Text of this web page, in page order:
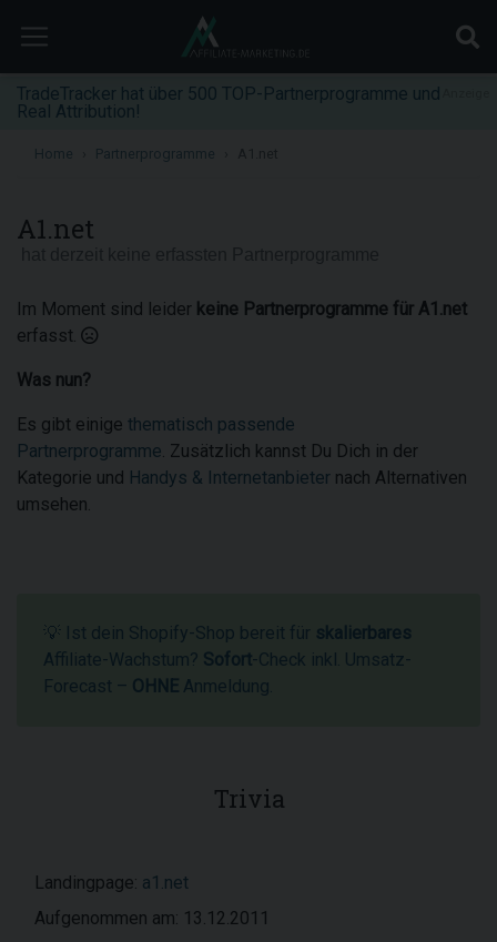
TradeTracker hat über 500 TOP-Partnerprogramme und
Real Attribution!
Home Partnerprogramme
A1.net
Im Moment sind leider keine Partnerprogramme für A1.net
erfasst.
Was nun?
Es gibt einige thematisch passende
Partnerprogramme. Zusätzlich kannst Du Dich in der
Kategorie und Handys & Internetanbieter nach Alternativen
umsehen.
💡 Ist dein Shopify-Shop bereit für skalierbares
Affiliate-Wachstum? Sofort-Check inkl. Umsatz-
Forecast – OHNE Anmeldung.
Trivia
Landingpage: a1.net
Aufgenommen am: 13.12.2011